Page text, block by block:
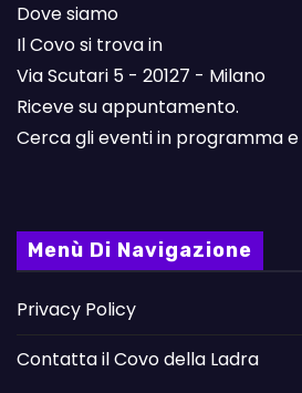
Dove siamo
Il Covo si trova in
Via Scutari 5 - 20127 - Milano
Riceve su appuntamento.
Cerca gli eventi in programma
Menù Di Navigazione
Privacy Policy
Contatta il Covo della Ladra